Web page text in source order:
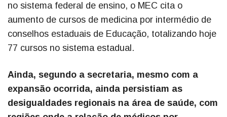
no sistema federal de ensino, o MEC cita o
aumento de cursos de medicina por intermédio de
conselhos estaduais de Educação, totalizando hoje
77 cursos no sistema estadual.
Ainda, segundo a secretaria, mesmo com a
expansão ocorrida, ainda persistiam as
desigualdades regionais na área de saúde, com